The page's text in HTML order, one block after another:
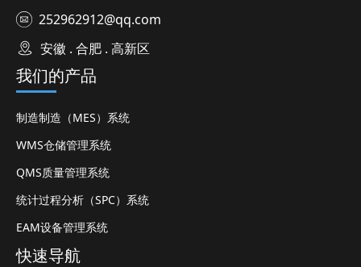
252962912@qq.com
安徽 . 合肥 . 高新区
我们的产品
制造制造（MES）系统
WMS仓储管理系统
QMS质量管理系统
统计过程分析（SPC）系统
EAM设备管理系统
快速导航